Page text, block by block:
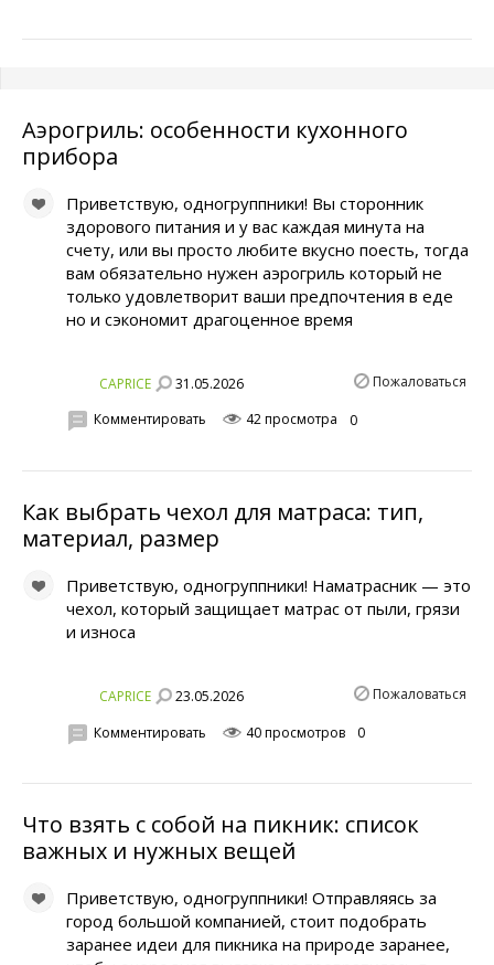
Аэрогриль: особенности кухонного
прибора
Приветствую, одногруппники! Вы сторонник
здорового питания и у вас каждая минута на
счету, или вы просто любите вкусно поесть, тогда
вам обязательно нужен аэрогриль который не
только удовлетворит ваши предпочтения в еде
но и сэкономит драгоценное время
CAPRICE 31.05.2026 Пожаловаться
Комментировать 42 просмотра 0
Как выбрать чехол для матраса: тип,
материал, размер
Приветствую, одногруппники! Наматрасник — это
чехол, который защищает матрас от пыли, грязи
и износа
CAPRICE 23.05.2026 Пожаловаться
Комментировать 40 просмотров 0
Что взять с собой на пикник: список
важных и нужных вещей
Приветствую, одногруппники! Отправляясь за
город большой компанией, стоит подобрать
заранее идеи для пикника на природе заранее,